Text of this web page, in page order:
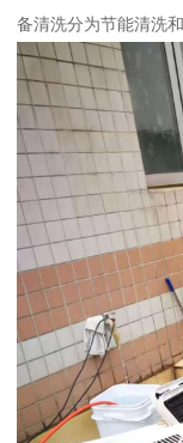
备清洗分为节能清洗